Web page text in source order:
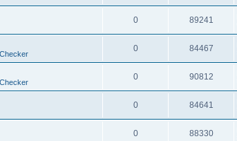
0 89241
0 84467
0 90812
0 84641
0 88330